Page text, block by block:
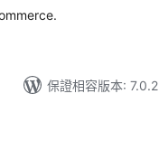
保證相容版本: 7.0.2